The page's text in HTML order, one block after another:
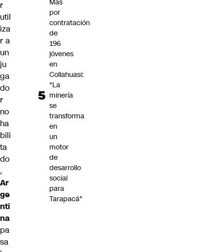
r
util
iza
r a
un
ju
ga
do
r
no
ha
bili
ta
do
,
Ar
ge
nti
na
pa
sa
Mas
por
contratación
de
196
jóvenes
en
Collahuasi:
"La
minería
se
transforma
en
un
motor
de
desarrollo
social
para
Tarapacá"